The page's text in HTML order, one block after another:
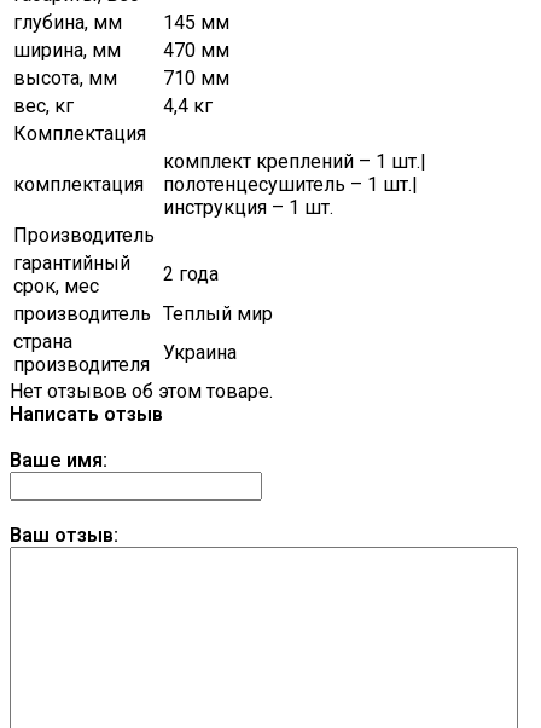
глубина, мм
145 мм
ширина, мм
470 мм
высота, мм
710 мм
вес, кг
4,4 кг
Комплектация
комплектация
комплект креплений – 1 шт.|
полотенцесушитель – 1 шт.|
инструкция – 1 шт.
Производитель
гарантийный
срок, мес
2 года
производитель Теплый мир
страна
производителя
Украина
Нет отзывов об этом товаре.
Написать отзыв
Ваше имя:
Ваш отзыв: